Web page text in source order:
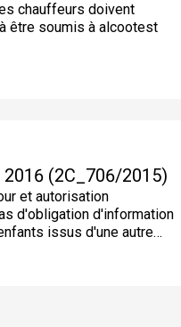
chauffeurs doivent
être soumis à alcootest
(2C_706/2015)
et autorisation
d'obligation d'information
issus d'une autre